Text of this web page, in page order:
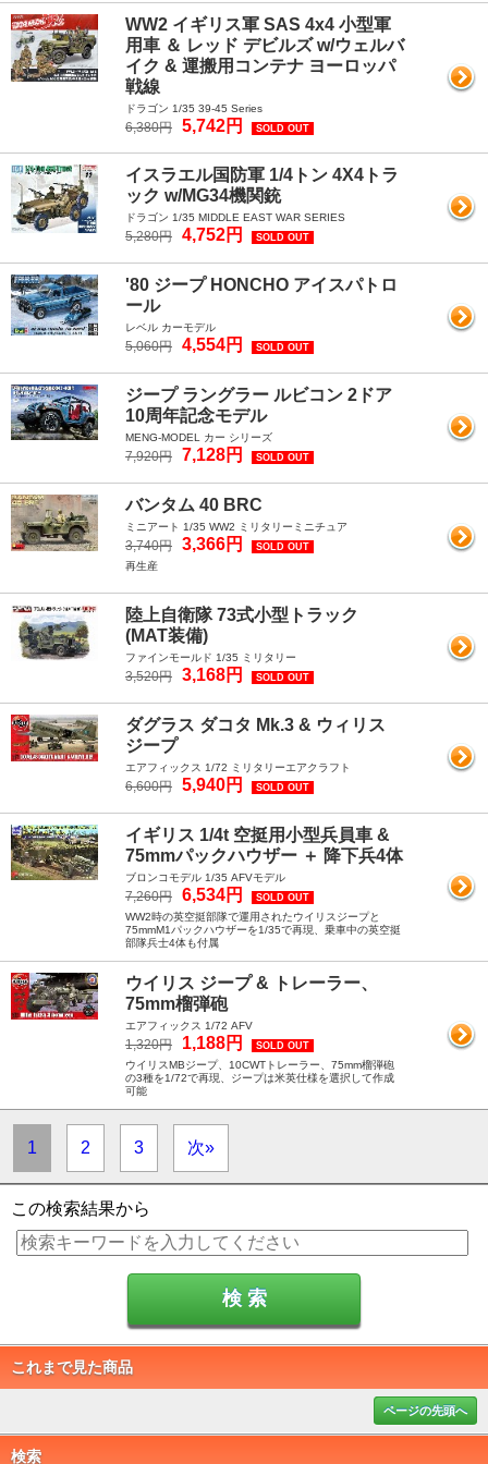
WW2 イギリス軍 SAS 4x4 小型軍
用車 ＆ レッド デビルズ w/ウェルバ
イク & 運搬用コンテナ ヨーロッパ
戦線
ドラゴン 1/35 39-45 Series
6,380円 5,742円 SOLD OUT
イスラエル国防軍 1/4トン 4X4トラ
ック w/MG34機関銃
ドラゴン 1/35 MIDDLE EAST WAR SERIES
5,280円 4,752円 SOLD OUT
'80 ジープ HONCHO アイスパトロ
ール
レベル カーモデル
5,060円 4,554円 SOLD OUT
ジープ ラングラー ルビコン 2ドア
10周年記念モデル
MENG-MODEL カー シリーズ
7,920円 7,128円 SOLD OUT
バンタム 40 BRC
ミニアート 1/35 WW2 ミリタリーミニチュア
3,740円 3,366円 SOLD OUT
再生産
陸上自衛隊 73式小型トラック
(MAT装備)
ファインモールド 1/35 ミリタリー
3,520円 3,168円 SOLD OUT
ダグラス ダコタ Mk.3 & ウィリス
ジープ
エアフィックス 1/72 ミリタリーエアクラフト
6,600円 5,940円 SOLD OUT
イギリス 1/4t 空挺用小型兵員車 &
75mmパックハウザー ＋ 降下兵4体
ブロンコモデル 1/35 AFVモデル
7,260円 6,534円 SOLD OUT
WW2時の英空挺部隊で運用されたウイリスジープと
75mmM1パックハウザーを1/35で再現、乗車中の英空挺
部隊兵士4体も付属
ウイリス ジープ & トレーラー、
75mm榴弾砲
エアフィックス 1/72 AFV
1,320円 1,188円 SOLD OUT
ウイリスMBジープ、10CWTトレーラー、75mm榴弾砲
の3種を1/72で再現、ジープは米英仕様を選択して作成
可能
1 2 3 次»
この検索結果から
これまで見た商品
ページの先頭へ
検索